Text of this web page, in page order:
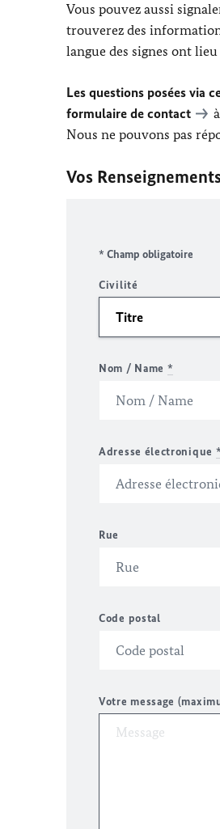
Vous pouvez aussi
trouverez des
langue des signes ont
Les questions posées via
formulaire de contact
Nous ne pouvons pas
Vos
* Champ obligatoire
Civilité
Nom / Name *
Adresse électronique *
Rue
Code postal
Votre message